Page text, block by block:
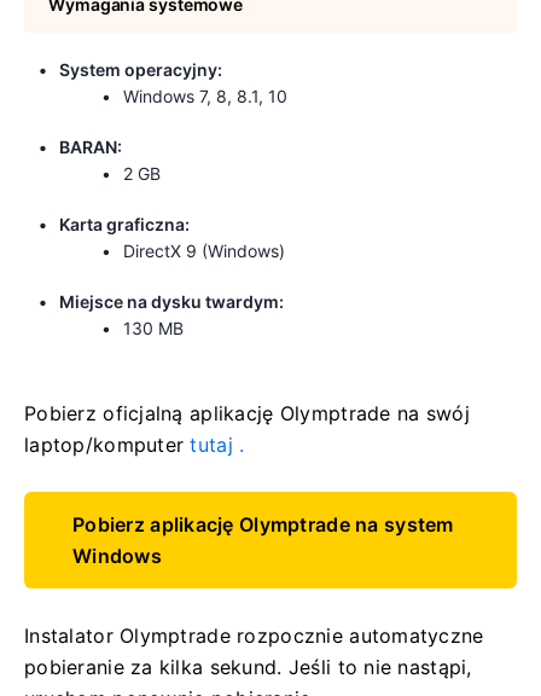
System operacyjny:
Windows 7, 8, 8.1, 10
BARAN:
2 GB
Karta graficzna:
DirectX 9 (Windows)
Miejsce na dysku twardym:
130 MB
Pobierz oficjalną aplikację Olymptrade na swój
laptop/komputertutaj .
Pobierz aplikację Olymptrade na system
Windows
Instalator Olymptrade rozpocznie automatyczne
pobieranie za kilka sekund. Jeśli to nie nastąpi,